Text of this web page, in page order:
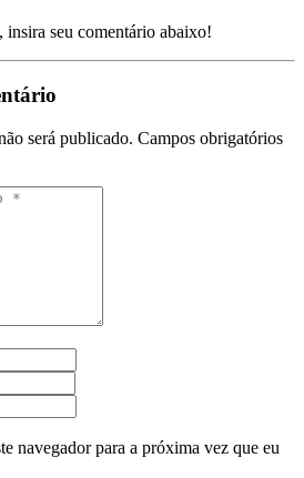
seu comentário abaixo!
será publicado. Campos obrigatórios
navegador para a próxima vez que eu